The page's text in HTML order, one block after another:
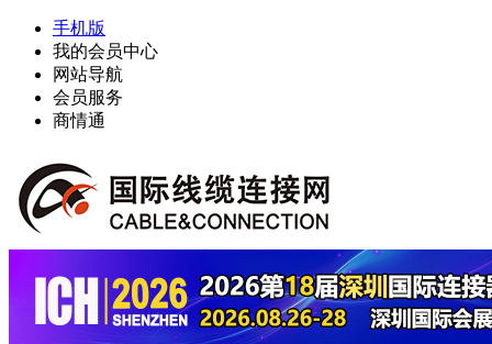
手机版
我的会员中心
网站导航
会员服务
商情通